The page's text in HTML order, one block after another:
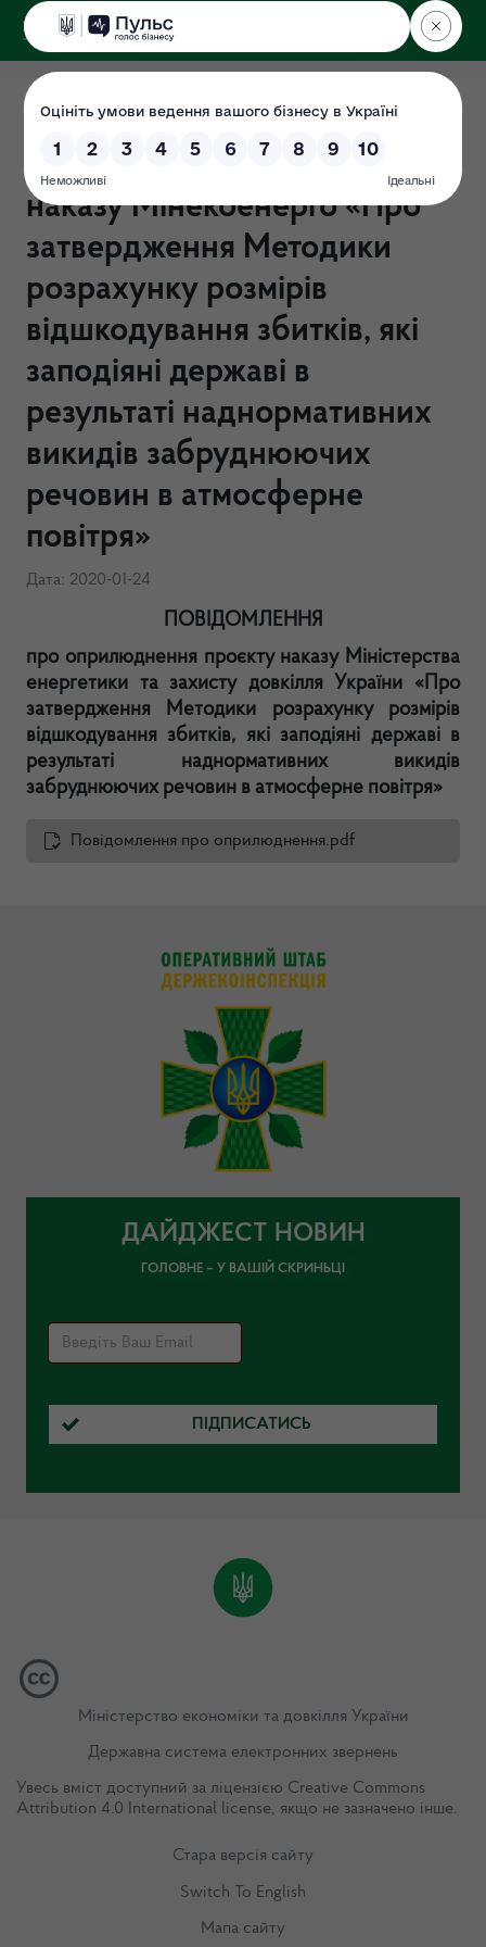
ДЕРЖЕКОІНСПЕКЦІЯ
Повідомлення про
оприлюднення проєкту
наказу Мінекоенерго «Про
затвердження Методики
розрахунку розмірів
відшкодування збитків, які
заподіяні державі в
результаті наднормативних
викидів забруднюючих
речовин в атмосферне
повітря»
Дата: 2020-01-24
ПОВІДОМЛЕННЯ
про оприлюднення проєкту наказу Міністерства
енергетики та захисту довкілля України «Про
затвердження Методики розрахунку розмірів
відшкодування збитків, які заподіяні державі в
результаті наднормативних викидів
забруднюючих речовин в атмосферне повітря»
Повідомлення про оприлюднення.pdf
ДАЙДЖЕСТ НОВИН
ГОЛОВНЕ – У ВАШІЙ СКРИНЬЦІ
ПІДПИСАТИСЬ
Міністерство економіки та довкілля України
Державна система електронних звернень
Увесь вміст доступний за ліцензією Creative Commons
Attribution 4.0 International license, якщо не зазначено інше.
Стара версія сайту
Switch To English
Мапа сайту